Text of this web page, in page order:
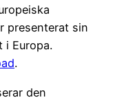
presenterat sin
i Europa.
.
den